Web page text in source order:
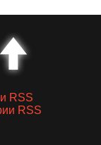
RSS
RSS